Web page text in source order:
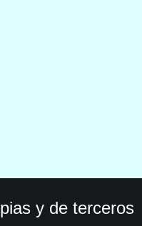
y de terceros